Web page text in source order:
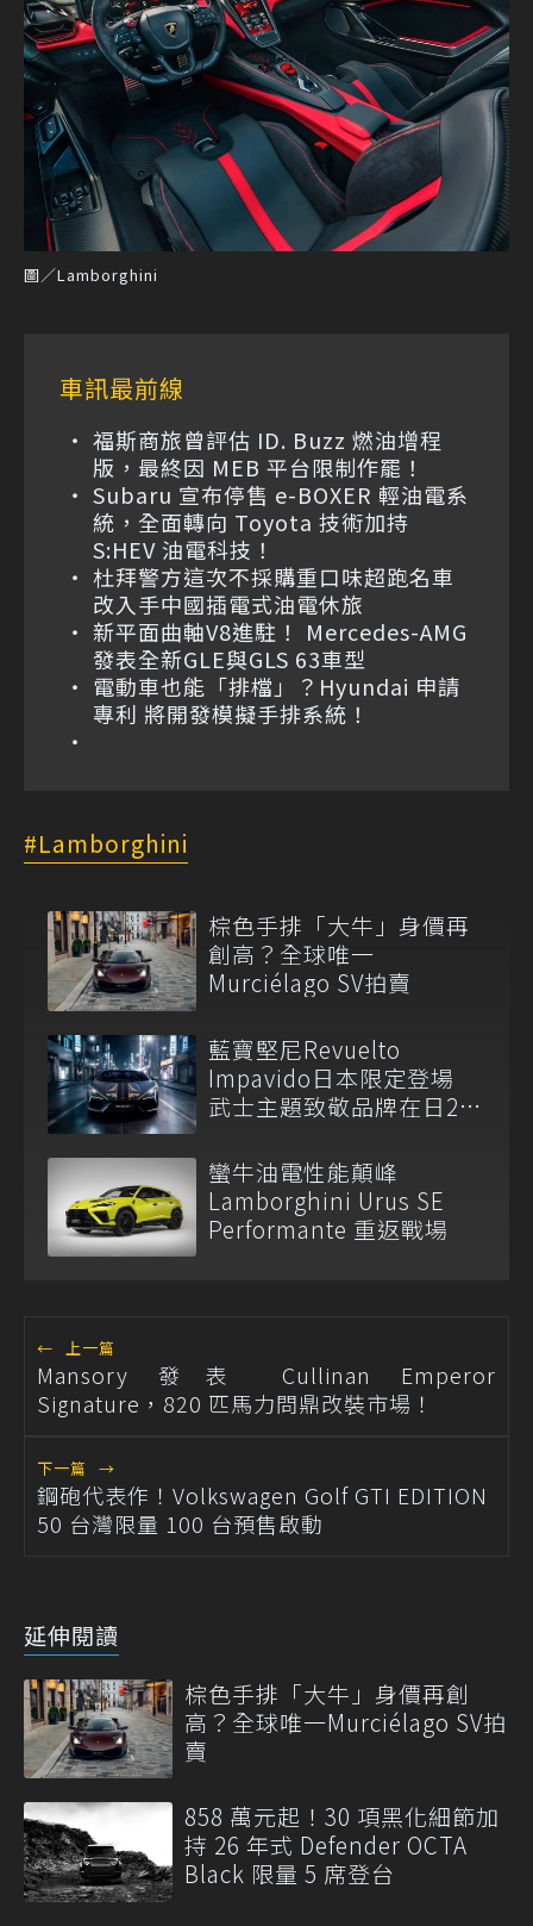
圖／Lamborghini
車訊最前線
福斯商旅曾評估 ID. Buzz 燃油增程
版，最終因 MEB 平台限制作罷！
Subaru 宣布停售 e-BOXER 輕油電系
統，全面轉向 Toyota 技術加持
S:HEV 油電科技！
杜拜警方這次不採購重口味超跑名車
改入手中國插電式油電休旅
新平面曲軸V8進駐！ Mercedes-AMG
發表全新GLE與GLS 63車型
電動車也能「排檔」？Hyundai 申請
專利 將開發模擬手排系統！
Lamborghini
棕色手排「大牛」身價再
創高？全球唯一
Murciélago SV拍賣
藍寶堅尼Revuelto
Impavido日本限定登場
武士主題致敬品牌在日25
蠻牛油電性能顛峰
Lamborghini Urus SE
Performante 重返戰場
← 上一篇
Mansory 發表 Cullinan Emperor
Signature，820 匹馬力問鼎改裝市場！
下一篇 →
鋼砲代表作！Volkswagen Golf GTI EDITION
50 台灣限量 100 台預售啟動
延伸閱讀
棕色手排「大牛」身價再創
高？全球唯一Murciélago SV拍
賣
858 萬元起！30 項黑化細節加
持 26 年式 Defender OCTA
Black 限量 5 席登台